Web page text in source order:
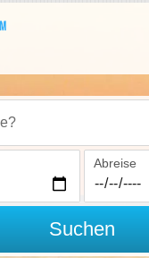
Abreise
Suchen